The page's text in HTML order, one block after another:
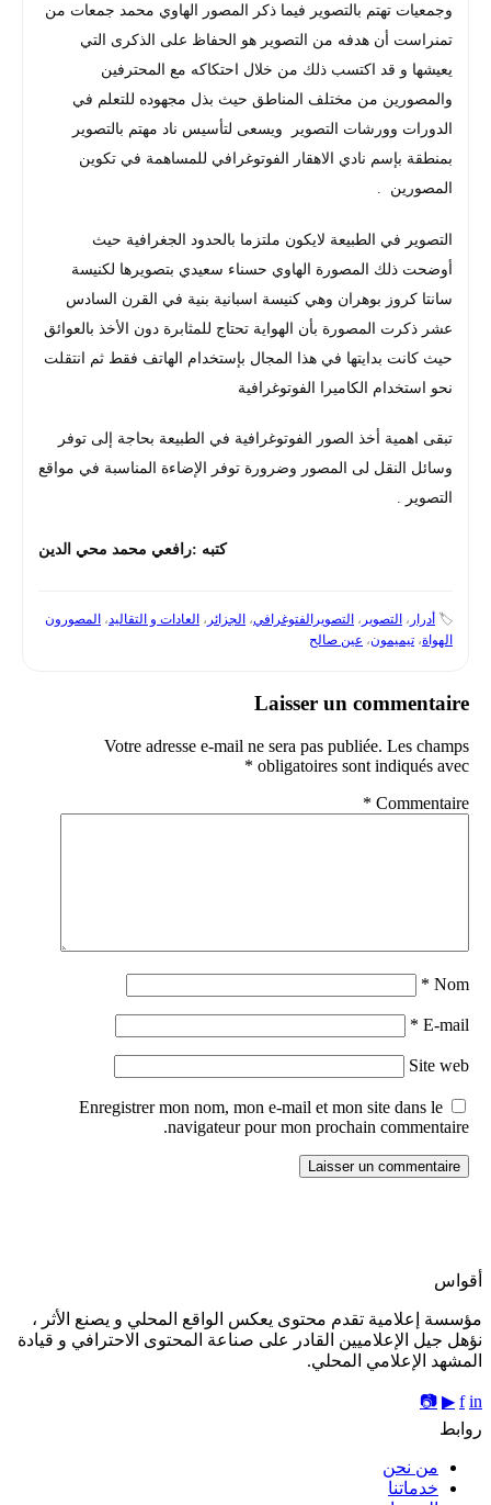
وجمعيات تهتم بالتصوير فيما ذكر المصور الهاوي محمد جمعات من
تمنراست أن هدفه من التصوير هو الحفاظ على الذكرى التي
يعيشها و قد اكتسب ذلك من خلال احتكاكه مع المحترفين
والمصورين من مختلف المناطق حيث بذل مجهوده للتعلم في
الدورات وورشات التصوير ويسعى لتأسيس ناد مهتم بالتصوير
بمنطقة بإسم نادي الاهقار الفوتوغرافي للمساهمة في تكوين
المصورين .
التصوير في الطبيعة لايكون ملتزما بالحدود الجغرافية حيث
أوضحت ذلك المصورة الهاوي حسناء سعيدي بتصويرها لكنيسة
سانتا كروز بوهران وهي كنيسة اسبانية بنية في القرن السادس
عشر ذكرت المصورة بأن الهواية تحتاج للمثابرة دون الأخذ بالعوائق
حيث كانت بدايتها في هذا المجال بإستخدام الهاتف فقط ثم انتقلت
نحو استخدام الكاميرا الفوتوغرافية
تبقى اهمية أخذ الصور الفوتوغرافية في الطبيعة بحاجة إلى توفر
وسائل النقل لى المصور وضرورة توفر الإضاءة المناسبة في مواقع
التصوير .
كتبه :رافعي محمد محي الدين
🏷️ أدرار ، التصوير ، التصويرالفتوغرافي، الجزائر ، العادات و التقاليد ، المصورون
الهواة، تيميمون، عين صالح
Laisser un commentaire
Votre adresse e-mail ne sera pas publiée. Les champs
obligatoires sont indiqués avec
*
Commentaire
*
Nom
*
E-mail
*
Site web
Enregistrer mon nom, mon e-mail et mon site dans le
navigateur pour mon prochain commentaire.
أقواس
مؤسسة إعلامية تقدم محتوى يعكس الواقع المحلي و يصنع الأثر ،
نؤهل جيل الإعلاميين القادر على صناعة المحتوى الاحترافي و قيادة
المشهد الإعلامي المحلي.
f in
▶
📷
روابط
من نحن
خدماتنا